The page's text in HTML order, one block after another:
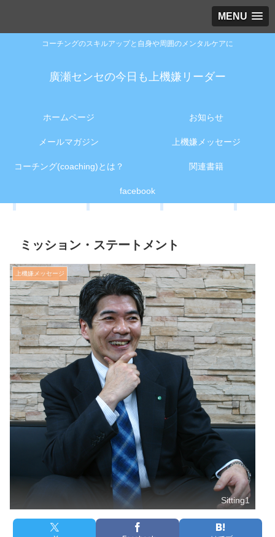
MENU
コーチングのスキルアップと自身や周囲のメンタルケアに
廣瀬センセの今日も上機嫌リーダー
ホームページ お知らせ
メールマガジン 上機嫌メッセージ
コーチング(coaching)とは？ 関連書籍
facebook
ミッション・ステートメント
上機嫌メッセージ
Sitting1